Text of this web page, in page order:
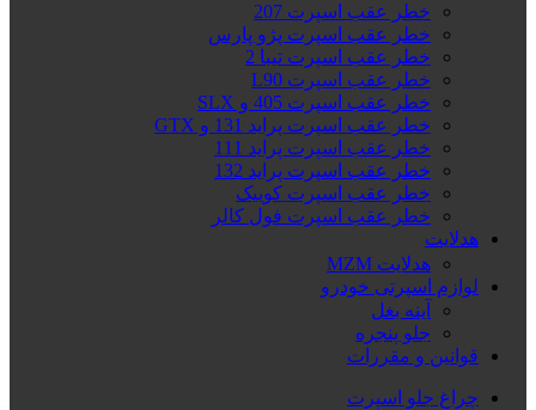
خطر عقب اسپرت 207
خطر عقب اسپرت پژو پارس
خطر عقب اسپرت تیبا 2
خطر عقب اسپرت L90
خطر عقب اسپرت 405 و SLX
خطر عقب اسپرت پراید 131 و GTX
خطر عقب اسپرت پراید 111
خطر عقب اسپرت پراید 132
خطر عقب اسپرت کوییک
خطر عقب اسپرت فول کالر
هدلایت
هدلایت MZM
لوازم اسپرتی خودرو
آینه بغل
جلو پنجره
قوانین و مقررات
چراغ جلو اسپرت